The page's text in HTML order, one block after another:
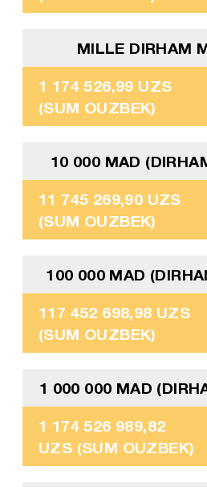
MILLE DIRHAM
1 174 526,99 UZS
(SUM OUZBEK)
10 000 MAD
11 745 269,90 UZS
(SUM OUZBEK)
100 000 MAD
117 452 698,98 UZS
(SUM OUZBEK)
1 000 000 MAD
1 174 526 989,82
UZS (SUM OUZBEK)